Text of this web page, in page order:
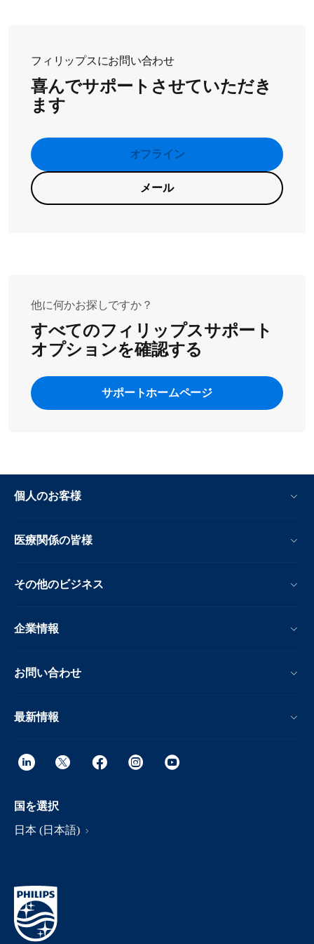
わせてミキサーチャンバーにゆっくり注ぎます。
フィリップスにお問い合わせ
喜んでサポートさせていただき
ます
オフライン
メール
他に何かお探しですか？
すべてのフィリップスサポート
オプションを確認する
サポートホームページ
個人のお客様
医療関係の皆様
その他のビジネス
企業情報
お問い合わせ
最新情報
国を選択
日本 (日本語)